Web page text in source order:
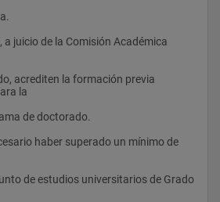
juicio de la Comisión Académica
acrediten la formación previa
la
de doctorado.
haber superado un mínimo de
de estudios universitarios de Grado